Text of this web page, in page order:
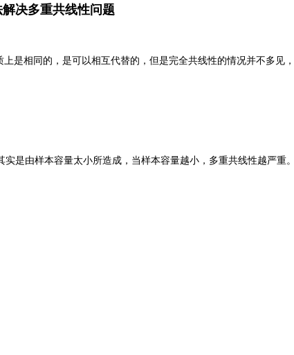
决多重共线性问题
是相同的，是可以相互代替的，但是完全共线性的情况并不多见
是由样本容量太小所造成，当样本容量越小，多重共线性越严重。